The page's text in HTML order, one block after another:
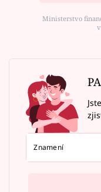
Ministerstvo